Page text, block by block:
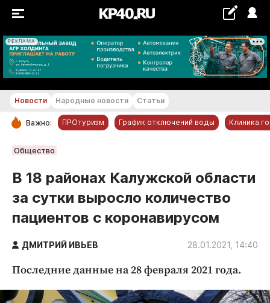
РЕКЛАМА
+22...+23 °С
РУБРИКИ
Обнинск
Новости компаний
Статьи
Народные новости
Авто и транспорт
Криминал
Культура
Новости Народные новости Статьи
Важно: ПРОтуризм График отключений воды Клиника
Общество
В 18 районах Калужской области
за сутки выросло количество
пациентов с коронавирусом
ДМИТРИЙ ИВЬЕВ 28.01.2021, 14:40
Последние данные на 28 февраля 2021 года.